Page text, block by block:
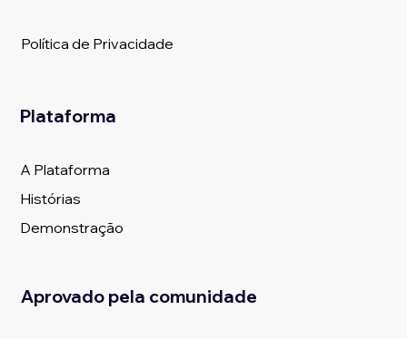
Política de Privacidade
Plataforma
A Plataforma
Histórias
Demonstração
Aprovado pela comunidade